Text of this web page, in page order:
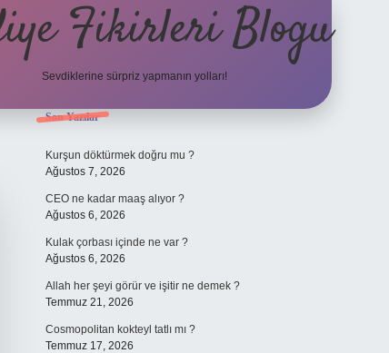
Fikirleri Blogu
Sevdiklerine sürpriz yapmanın yolları!
Sidebar
Son Yazılar
Kurşun döktürmek doğru mu ?
Ağustos 7, 2026
CEO ne kadar maaş alıyor ?
Ağustos 6, 2026
Kulak çorbası içinde ne var ?
Ağustos 6, 2026
Allah her şeyi görür ve işitir ne demek ?
Temmuz 21, 2026
Cosmopolitan kokteyl tatlı mı ?
Temmuz 17, 2026